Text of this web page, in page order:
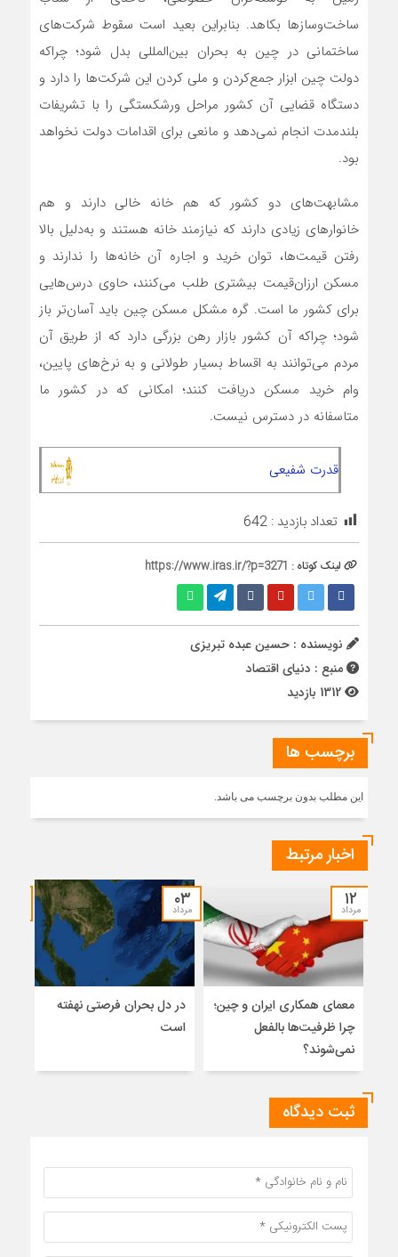
ساخت‌وسازها بکاهد. بنابراین بعید است سقوط شرکت‌های
ساختمانی در چین به بحران بین‌المللی بدل شود؛ چراکه
دولت چین ابزار جمع‌کردن و ملی کردن این شرکت‌ها را دارد و
دستگاه قضایی آن کشور مراحل ورشکستگی را با تشریفات
بلندمدت انجام نمی‌دهد و مانعی برای اقدامات دولت نخواهد
بود.
مشابهت‌های دو کشور که هم خانه خالی دارند و هم
خانوارهای زیادی دارند که نیازمند خانه هستند و به‌دلیل بالا
رفتن قیمت‌ها، توان خرید و اجاره آن خانه‌ها را ندارند و
مسکن ارزان‌قیمت بیشتری طلب می‌کنند، حاوی درس‌هایی
برای کشور ما است. گره مشکل مسکن چین باید آسان‌تر باز
شود؛ چراکه آن کشور بازار رهن بزرگی دارد که از طریق آن
مردم می‌توانند به اقساط بسیار طولانی و به نرخ‌های پایین،
وام خرید مسکن دریافت کنند؛ امکانی که در کشور ما
متاسفانه در دسترس نیست.
قدرت شفیعی
تعداد بازدید : 642
لینک کوتاه : https://www.iras.ir/?p=3271
نویسنده : حسین عبده تبریزی
منبع : دنیای اقتصاد
برچسب ها
این مطلب بدون برچسب می باشد.
اخبار مرتبط
۱۲
مرداد
معمای همکاری ایران و چین؛
چرا ظرفیت‌ها بالفعل
نمی‌شوند؟
۰۳
مرداد
در دل بحران فرصتی نهفته
است
ثبت دیدگاه